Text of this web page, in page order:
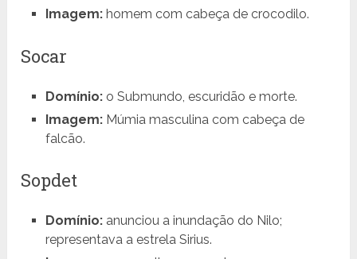
Imagem:homem com cabeça de crocodilo.
Socar
Domínio:o Submundo, escuridão e morte.
Imagem:Múmia masculina com cabeça de
falcão.
Sopdet
Domínio:anunciou a inundação do Nilo;
representava a estrela Sirius.